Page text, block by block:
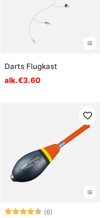
Darts Flugkast
alk.€3.60
Arvio: (6)